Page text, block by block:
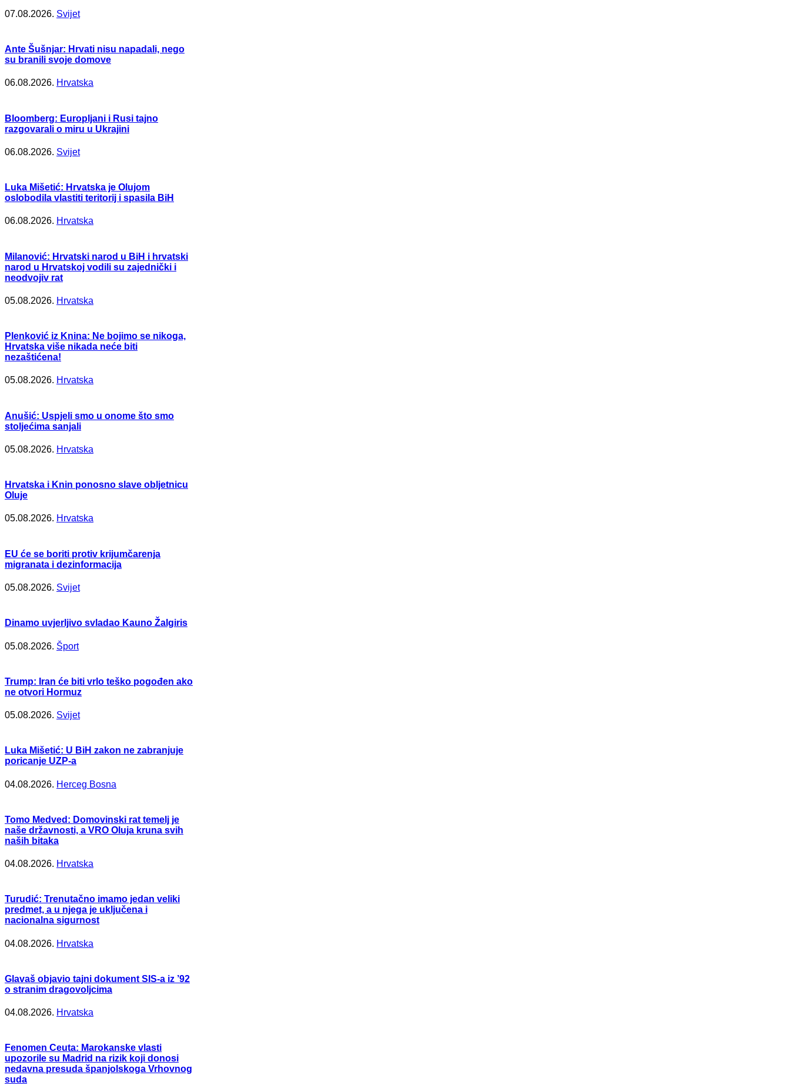
07.08.2026. Svijet
Ante Šušnjar: Hrvati nisu napadali, nego
su branili svoje domove
06.08.2026. Hrvatska
Bloomberg: Europljani i Rusi tajno
razgovarali o miru u Ukrajini
06.08.2026. Svijet
Luka Mišetić: Hrvatska je Olujom
oslobodila vlastiti teritorij i spasila BiH
06.08.2026. Hrvatska
Milanović: Hrvatski narod u BiH i hrvatski
narod u Hrvatskoj vodili su zajednički i
neodvojiv rat
05.08.2026. Hrvatska
Plenković iz Knina: Ne bojimo se nikoga,
Hrvatska više nikada neće biti
nezaštićena!
05.08.2026. Hrvatska
Anušić: Uspjeli smo u onome što smo
stoljećima sanjali
05.08.2026. Hrvatska
Hrvatska i Knin ponosno slave obljetnicu
Oluje
05.08.2026. Hrvatska
EU će se boriti protiv krijumčarenja
migranata i dezinformacija
05.08.2026. Svijet
Dinamo uvjerljivo svladao Kauno Žalgiris
05.08.2026. Šport
Trump: Iran će biti vrlo teško pogođen ako
ne otvori Hormuz
05.08.2026. Svijet
Luka Mišetić: U BiH zakon ne zabranjuje
poricanje UZP-a
04.08.2026. Herceg Bosna
Tomo Medved: Domovinski rat temelj je
naše državnosti, a VRO Oluja kruna svih
naših bitaka
04.08.2026. Hrvatska
Turudić: Trenutačno imamo jedan veliki
predmet, a u njega je uključena i
nacionalna sigurnost
04.08.2026. Hrvatska
Glavaš objavio tajni dokument SIS-a iz ’92
o stranim dragovoljcima
04.08.2026. Hrvatska
Fenomen Ceuta: Marokanske vlasti
upozorile su Madrid na rizik koji donosi
nedavna presuda španjolskoga Vrhovnog
suda